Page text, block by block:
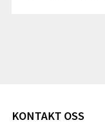
KONTAKT OSS